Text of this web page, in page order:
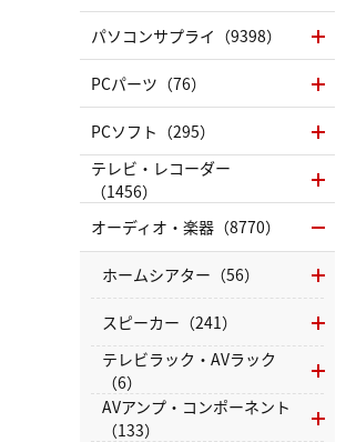
パソコンサプライ（9398）
PCパーツ（76）
PCソフト（295）
テレビ・レコーダー
（1456）
オーディオ・楽器（8770）
ホームシアター（56）
スピーカー（241）
テレビラック・AVラック
（6）
AVアンプ・コンポーネント
（133）